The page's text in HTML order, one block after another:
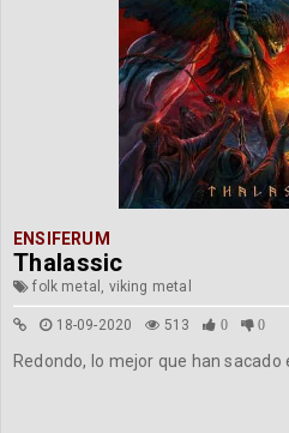
ENSIFERUM
Thalassic
folk metal, viking metal
18-09-2020 513 0 0
Redondo, lo mejor que han sacado